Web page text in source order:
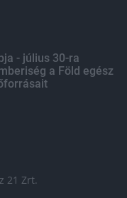
- július 30-ra
a Föld egész
21 Zrt.